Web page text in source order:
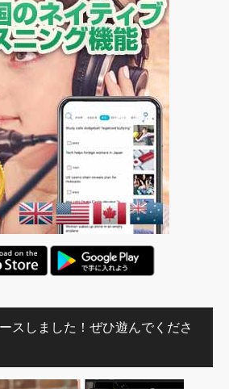
スしました！ぜひ遊んでくださ